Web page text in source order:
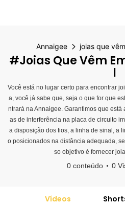
Annaigee joias que
#joias Que Vêm
L
Você está no lugar certo para encontrar
a, você já sabe que, seja o que for que
ntrará na Annaigee. Garantimos que
as de interferência na placa de circuito
a disposição dos fios, a linha de sinal, a
o posicionados na distância adequada,
so objetivo é fornecer
0 conteúdo 0
Vídeos